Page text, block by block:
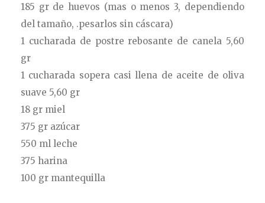
185 gr de huevos (mas o menos 3, dependiendo
del tamaño, .pesarlos sin cáscara)
1 cucharada de postre rebosante de canela 5,60
gr
1 cucharada sopera casi llena de aceite de oliva
suave 5,60 gr
18 gr miel
375 gr azúcar
550 ml leche
375 harina
100 gr mantequilla